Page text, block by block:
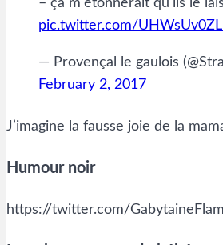
– ça m'étonnerait qu'ils le
pic.twitter.com/
— Provençal le gaulois
February 2, 2017
J’imagine la fausse joie de la
Humour noir
https://twitter.com/